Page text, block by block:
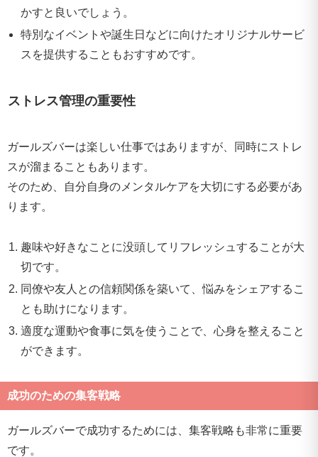
かすと良いでしょう。
特別なイベントや誕生日などに向けたオリジナルサービ
スを提供することもおすすめです。
ストレス管理の重要性
ガールズバーは楽しい仕事ではありますが、同時にストレ
スが溜まることもあります。
そのため、自分自身のメンタルケアを大切にする必要があ
ります。
趣味や好きなことに没頭してリフレッシュすることが大
切です。
同僚や友人との信頼関係を築いて、悩みをシェアするこ
とも助けになります。
適度な運動や食事に気を使うことで、心身を整えること
ができます。
成功のための集客戦略
ガールズバーで成功するためには、集客戦略も非常に重要
です。